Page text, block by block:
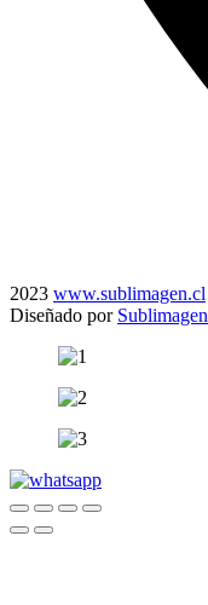
2023 www.sublimagen.cl
Diseñado por Sublimagen